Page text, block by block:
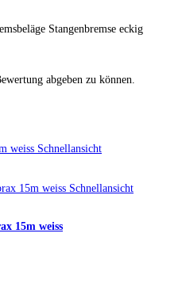
Stangenbremse eckig
abgeben zu können.
Schnellansicht
Schnellansicht
15m weiss